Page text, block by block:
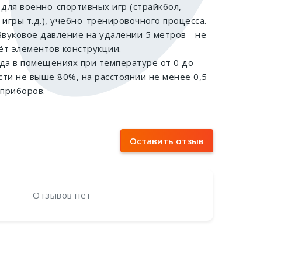
военно-спортивных игр (страйкбол,
т.д.), учебно-тренировочного процесса.
давление на удалении 5 метров - не
элементов конструкции.
в помещениях при температуре от 0 до
не выше 80%, на расстоянии не менее 0,5
Оставить отзыв
Отзывов нет